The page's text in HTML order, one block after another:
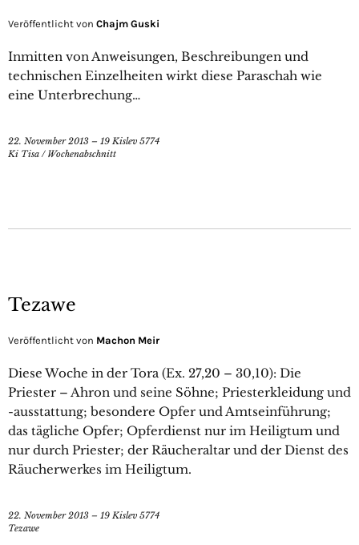
Veröffentlicht von Chajm Guski
Inmitten von Anweisungen, Beschreibungen und
technischen Einzelheiten wirkt diese Paraschah wie
eine Unterbrechung…
22. November 2013 – 19 Kislev 5774
Ki Tisa / Wochenabschnitt
Tezawe
Veröffentlicht von Machon Meir
Diese Woche in der Tora (Ex. 27,20 – 30,10): Die
Priester – Ahron und seine Söhne; Priesterkleidung und
-ausstattung; besondere Opfer und Amtseinführung;
das tägliche Opfer; Opferdienst nur im Heiligtum und
nur durch Priester; der Räucheraltar und der Dienst des
Räucherwerkes im Heiligtum.
22. November 2013 – 19 Kislev 5774
Tezawe